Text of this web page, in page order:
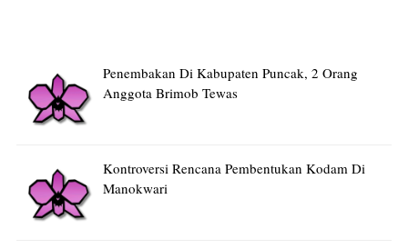
Penembakan Di Kabupaten Puncak, 2 Orang
Anggota Brimob Tewas
Kontroversi Rencana Pembentukan Kodam Di
Manokwari